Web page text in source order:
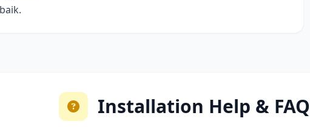
Installation Help & FAQ